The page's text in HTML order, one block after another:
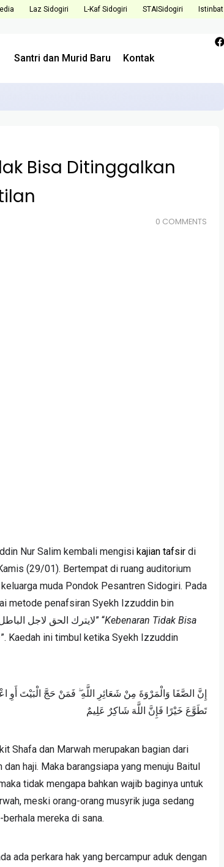
Laz Sidogiri L-Kaf Sidogiri STAISidogiri Istinbat
Santri dan Murid Baru Kontak
Bisa Ditinggalkan
0 COMMENTS
Nur Salim kembali mengisi kajian tafsir di
(29/01). Bertempat di ruang auditorium
muda Pondok Pesantren Sidogiri. Pada
metode penafsiran Syekh Izzuddin bin
Abdissalam yang memunculkan kaedah “لايترك الحق لاجل الباطل” “Kebenaran Tidak Bisa
”. Kaedah ini timbul ketika Syekh Izzuddin
تَطَوَّعَ خَيْرًا فَإِنَّ اللَّهَ شَاكِرٌ عَلِيمٌ
Shafa dan Marwah merupakan bagian dari
dan haji. Maka barangsiapa yang menuju Baitul
tidak mengapa bahkan wajib baginya untuk
meski orang-orang musyrik juga sedang
mereka di sana.
ada perkara hak yang bercampur aduk dengan